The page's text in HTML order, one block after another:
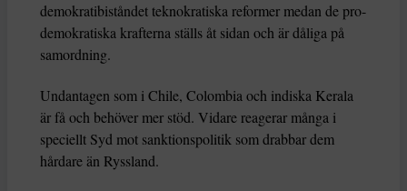
demokratibiståndet teknokratiska reformer medan de pro-
demokratiska krafterna ställs åt sidan och är dåliga på
samordning.
Undantagen som i Chile, Colombia och indiska Kerala
är få och behöver mer stöd. Vidare reagerar många i
speciellt Syd mot sanktionspolitik som drabbar dem
hårdare än Ryssland.